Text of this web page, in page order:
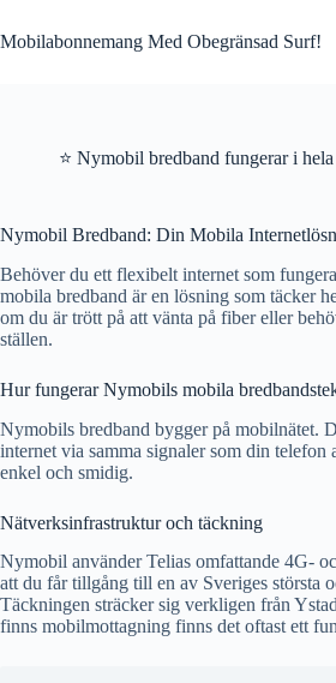
to
content
Mobilabonnemang Med Obegränsad Surf!
⭐ Nymobil bredband fungerar i hela
Nymobil Bredband: Din Mobila
Behöver du ett flexibelt internet som
mobila bredband är en lösning som täcker
om du är trött på att vänta på fiber eller
ställen.
Hur fungerar Nymobils mobila
Nymobils bredband bygger på mobilnätet.
internet via samma signaler som din telefon
enkel och smidig.
Nätverksinfrastruktur och täckning
Nymobil använder Telias omfattande 4G-
att du får tillgång till en av Sveriges största
Täckningen sträcker sig verkligen från
finns mobilmottagning finns det oftast ett